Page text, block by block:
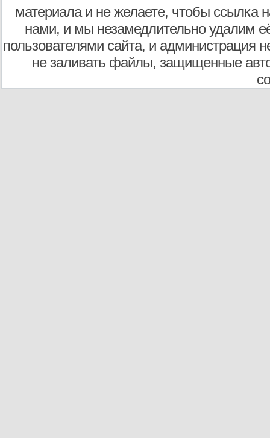
материала и не желаете, чтобы ссылка
нами, и мы незамедлительно удалим
пользователями сайта, и администрация
не заливать файлы, защищенные